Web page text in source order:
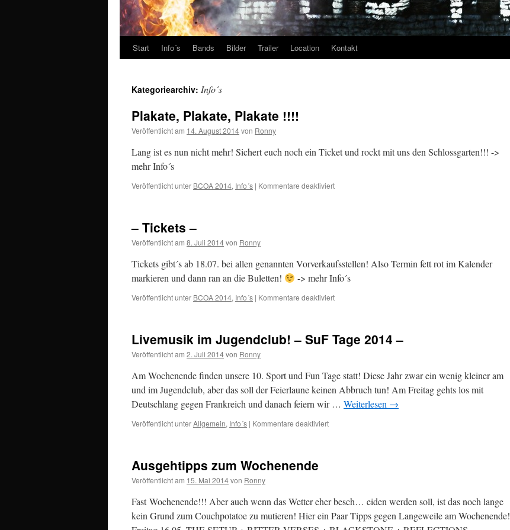
Start Info´s Bands Bilder Trailer Location Kontakt
Kategoriearchiv: Info´s
Plakate, Plakate, Plakate !!!!
Veröffentlicht am 14. August 2014von Ronny
Lang ist es nun nicht mehr! Sichert euch noch ein Ticket und rockt mit uns den Schlossgarten!!! ->
mehr Info´s
Veröffentlicht unter BCOA 2014, Info´s | Kommentare deaktiviertfür
– Tickets –
Veröffentlicht am 8. Juli 2014von Ronny
Tickets gibt´s ab 18.07. bei allen genannten Vorverkaufsstellen! Also Termin fett rot im Kalender
markieren und dann ran an die Buletten!
-> mehr Info´s
Veröffentlicht unter BCOA 2014, Info´s | Kommentare deaktiviertfür
Livemusik im Jugendclub! – SuF Tage 2014 –
Veröffentlicht am 2. Juli 2014von Ronny
Am Wochenende finden unsere 10. Sport und Fun Tage statt! Diese Jahr zwar ein wenig kleiner am
und im Jugendclub, aber das soll der Feierlaune keinen Abbruch tun! Am Freitag gehts los mit
Deutschlang gegen Frankreich und danach feiern wir … Weiterlesen →
Veröffentlicht unterAllgemein, Info´s | Kommentare deaktiviertfür
2014
–
Ausgehtipps zum Wochenende
Veröffentlicht am 15. Mai 2014von Ronny
Fast Wochenende!!! Aber auch wenn das Wetter eher besch… eiden werden soll, ist das noch lange
kein Grund zum Couchpotatoe zu mutieren! Hier ein Paar Tipps gegen Langeweile am Wochenende!